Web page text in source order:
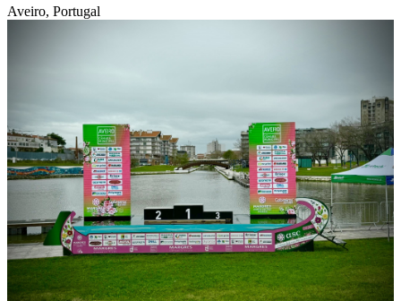
Aveiro, Portugal